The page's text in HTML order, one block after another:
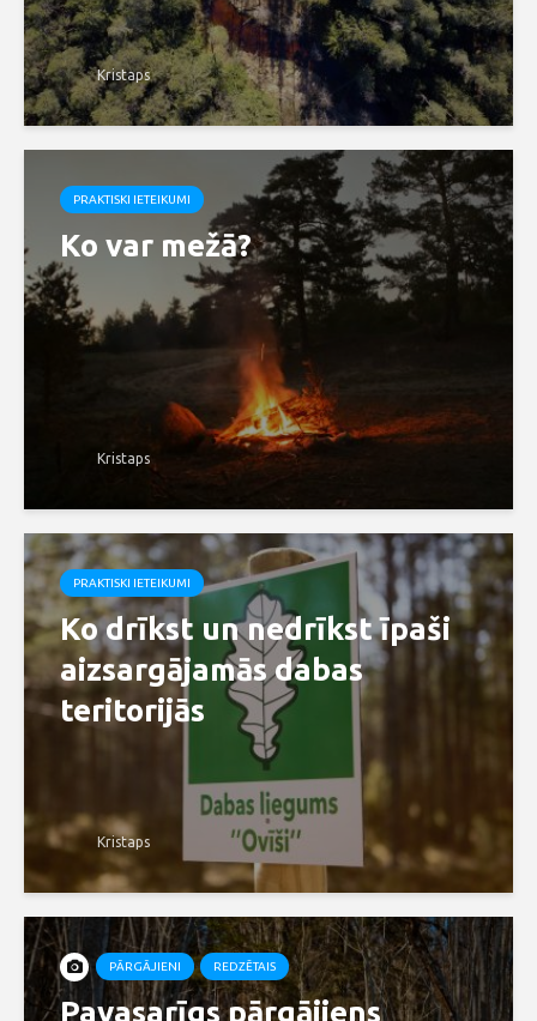
Kristaps
PRAKTISKI IETEIKUMI
Ko var mežā?
Kristaps
PRAKTISKI IETEIKUMI
Ko drīkst un nedrīkst īpaši
aizsargājamās dabas
teritorijās
Kristaps
PĀRGĀJIENI REDZĒTAIS
Pavasarīgs pārgājiens